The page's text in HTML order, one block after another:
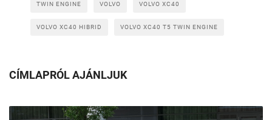
TWIN ENGINE VOLVO VOLVO XC40
VOLVO XC40 HIBRID VOLVO XC40 T5 TWIN ENGINE
CÍMLAPRÓL AJÁNLJUK